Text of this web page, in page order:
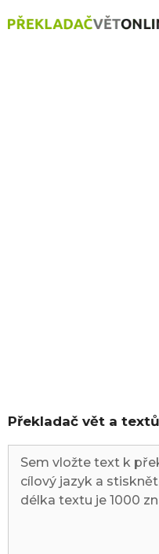
na
Překladač vět a